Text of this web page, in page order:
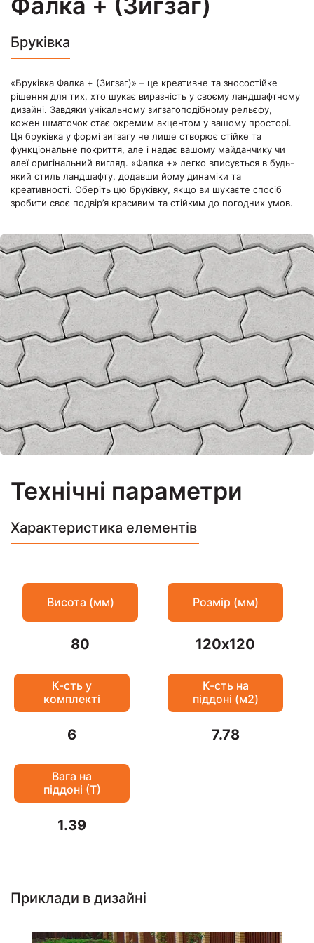
Бруківка
«Бруківка Фалка + (Зигзаг)» – це креативне та зносостійке
рішення для тих, хто шукає виразність у своєму ландшафтному
дизайні. Завдяки унікальному зигзагоподібному рельєфу,
кожен шматочок стає окремим акцентом у вашому просторі.
Ця бруківка у формі зигзагу не лише створює стійке та
функціональне покриття, але і надає вашому майданчику чи
алеї оригінальний вигляд. «Фалка +» легко вписується в будь-
який стиль ландшафту, додавши йому динаміки та
креативності. Оберіть цю бруківку, якщо ви шукаєте спосіб
зробити своє подвір’я красивим та стійким до погодних умов.
Технічні параметри
Характеристика елементів
Висота (мм)
80
Розмір (мм)
120х120
К-сть у
комплекті
6
К-сть на
піддоні (м2)
7.78
Вага на
піддоні (Т)
1.39
Приклади в дизайні